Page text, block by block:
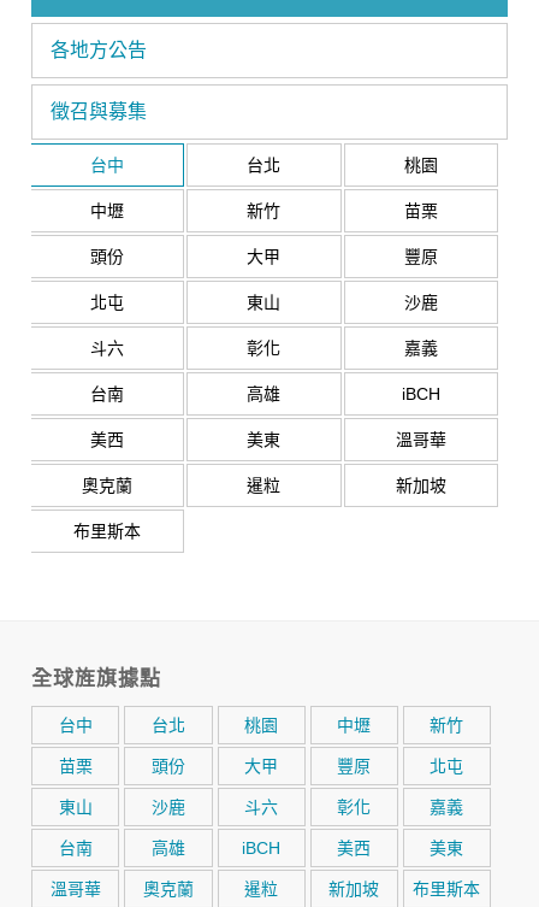
各地方公告
徵召與募集
台中 台北 桃園
中壢 新竹 苗栗
頭份 大甲 豐原
北屯 東山 沙鹿
斗六 彰化 嘉義
台南 高雄 iBCH
美西 美東 溫哥華
奧克蘭 暹粒 新加坡
布里斯本
全球旌旗據點
台中 台北 桃園 中壢 新竹
苗栗 頭份 大甲 豐原 北屯
東山 沙鹿 斗六 彰化 嘉義
台南 高雄 iBCH 美西 美東
溫哥華 奧克蘭 暹粒 新加坡 布里斯本